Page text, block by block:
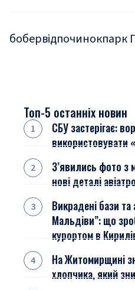
бобервідпочинокпарк
Топ-5 останніх новин
СБУ застерігає:
використовувати
З’явились фото з
нові деталі
Викрадені бази та
Мальдіви”: що
курортом в
На Житомирщині
хлопчика, який